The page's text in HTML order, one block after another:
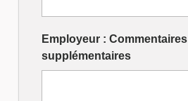
Employeur : Commentaires
supplémentaires